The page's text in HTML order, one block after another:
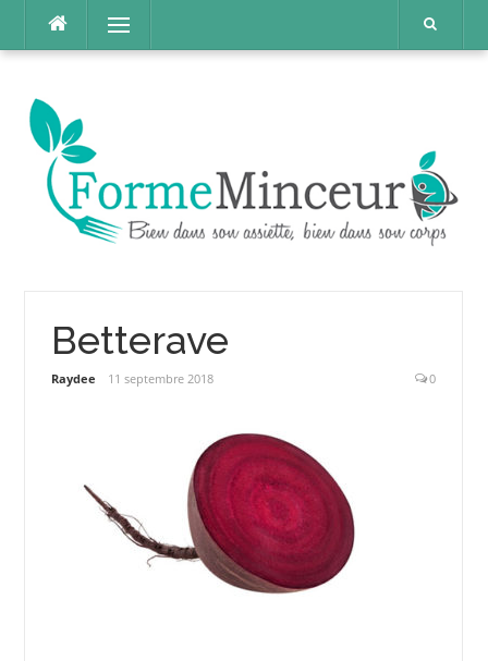
contenu
Menu
Betterave
Raydee 11 septembre 2018 0